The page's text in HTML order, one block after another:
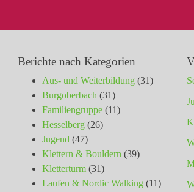
Berichte nach Kategorien
Aus- und Weiterbildung(31)
Burgoberbach (31)
Familiengruppe(11)
Hesselberg(26)
Jugend (47)
Klettern & Bouldern (39)
Kletterturm(31)
Laufen & Nordic Walking(11)